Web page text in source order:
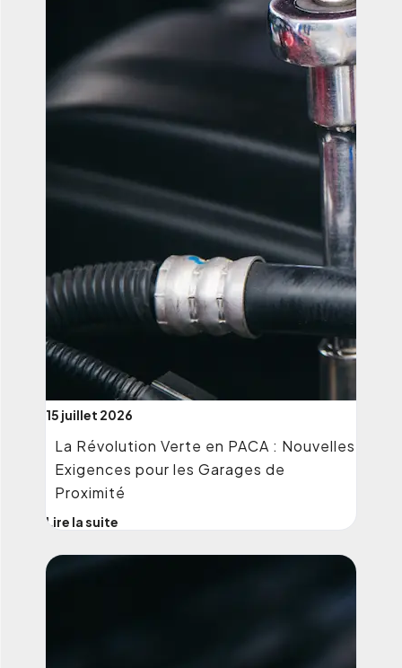
15 juillet 2026
La Révolution Verte en PACA : Nouvelles
Exigences pour les Garages de
Proximité
Lire la suite